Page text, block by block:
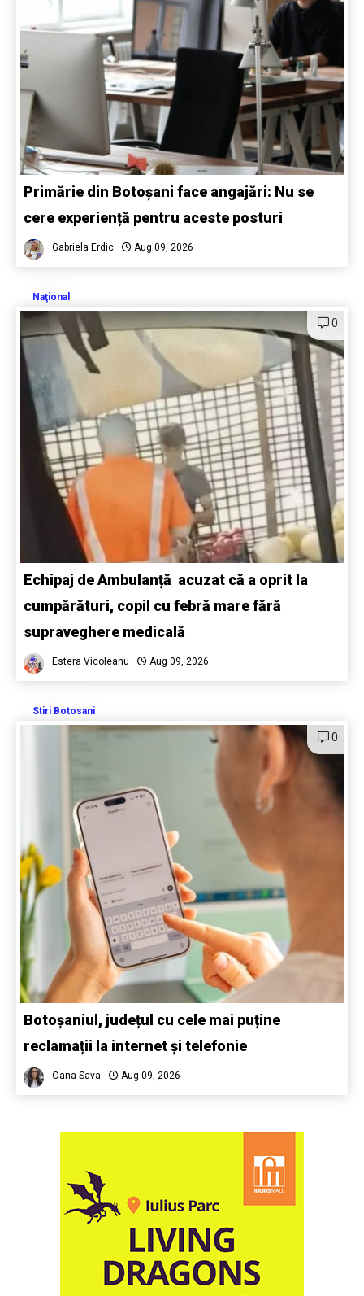
Primărie din Botoșani face angajări: Nu se
cere experiență pentru aceste posturi
Gabriela Erdic Aug 09, 2026
Naţional
0
Echipaj de Ambulanță acuzat că a oprit la
cumpărături, copil cu febră mare fără
supraveghere medicală
Estera Vicoleanu Aug 09, 2026
Stiri Botosani
0
Botoșaniul, județul cu cele mai puține
reclamații la internet și telefonie
Oana Sava Aug 09, 2026